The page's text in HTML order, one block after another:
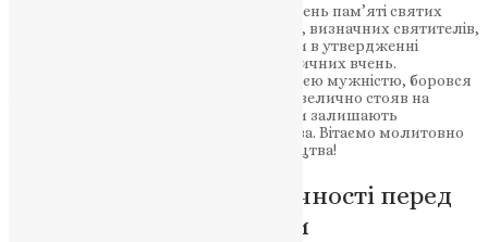
Православна Церква святкує 18 січня день пам’яті святих
Афанасія та Кирила Олександрійських, визначних святителів,
які відзначилися своєю вірою, трудами в утвердженні
Православної віри та захистом від єретичних вчень.
Святитель Афанасій, вирізняючись своєю мужністю, боровся
із аріанами, тоді як святитель Кирило велично стояв на
захисті Церкви від несторіан. Їхні труди залишають
невмирущий слід у історії християнства. Вітаємо молитовно
кожного, хто відзначає день тезоімеництва!
Об’єднання віри та вдячності перед
великими святителями